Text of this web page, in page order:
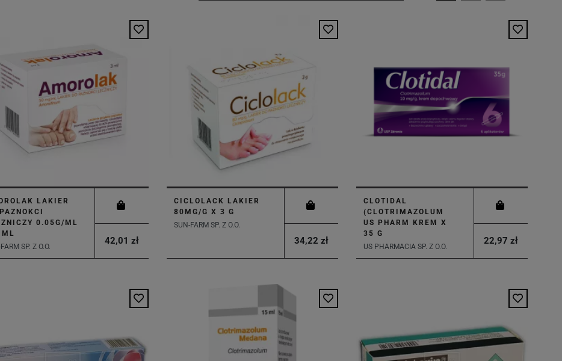
LAKIER
0.05G/ML
SP. Z O.O.
42,01 zł
CICLOLACK LAKIER
80MG/G X 3 G
SUN-FARM SP. Z O.O.
34,22 zł
CLOTIDAL
(CLOTRIMAZOLUM
US PHARM KREM X
35 G
US PHARMACIA SP. Z O.O.
22,97 zł